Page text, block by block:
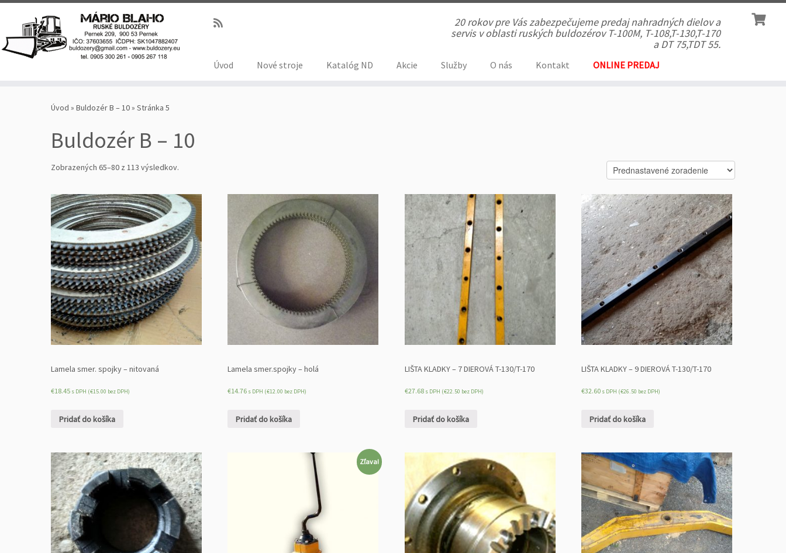
20 rokov pre Vás zabezpečujeme predaj nahradných dielov a
servis v oblasti ruských buldozérov T-100M, T-108,T-130,T-170
a DT 75,TDT 55.
Úvod Nové stroje Katalóg ND Akcie Služby O nás Kontakt ONLINE PREDAJ
Úvod » Buldozér B – 10» Stránka 5
Buldozér B – 10
Zobrazených 65–80 z 113 výsledkov.
Lamela smer. spojky – nitovaná
€18.45 s DPH (€15.00 bez DPH)
Pridať do košíka
Lamela smer.spojky – holá
€14.76 s DPH (€12.00 bez DPH)
Pridať do košíka
LIŠTA KLADKY – 7 DIEROVÁ T-130/T-170
€27.68 s DPH (€22.50 bez DPH)
Pridať do košíka
LIŠTA KLADKY – 9 DIEROVÁ T-130/T-170
€32.60 s DPH (€26.50 bez DPH)
Pridať do košíka
Zľava!